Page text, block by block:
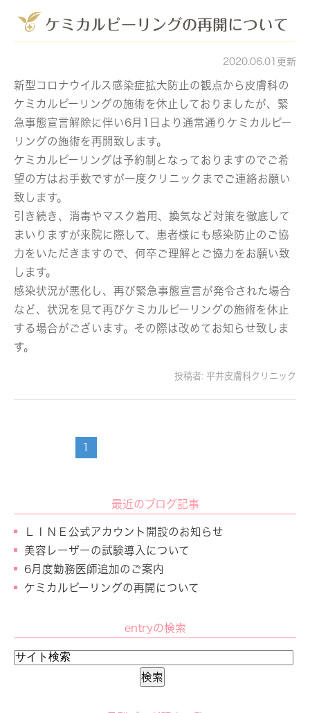
ケミカルピーリングの再開について
2020.06.01更新
新型コロナウイルス感染症拡大防止の観点から皮膚科の
ケミカルピーリングの施術を休止しておりましたが、緊
急事態宣言解除に伴い6月1日より通常通りケミカルピー
リングの施術を再開致します。
ケミカルピーリングは予約制となっておりますのでご希
望の方はお手数ですが一度クリニックまでご連絡お願い
致します。
引き続き、消毒やマスク着用、換気など対策を徹底して
まいりますが来院に際して、患者様にも感染防止のご協
力をいただきますので、何卒ご理解とご協力をお願い致
します。
感染状況が悪化し、再び緊急事態宣言が発令された場合
など、状況を見て再びケミカルピーリングの施術を休止
する場合がございます。その際は改めてお知らせ致しま
す。
投稿者: 平井皮膚科クリニック
1
最近のブログ記事
ＬＩＮＥ公式アカウント開設のお知らせ
美容レーザーの試験導入について
6月度勤務医師追加のご案内
ケミカルピーリングの再開について
entryの検索